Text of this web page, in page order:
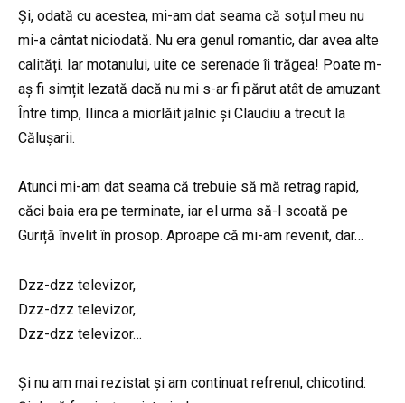
Și, odată cu acestea, mi-am dat seama că soțul meu nu
mi-a cântat niciodată. Nu era genul romantic, dar avea alte
calități. Iar motanului, uite ce serenade îi trăgea! Poate m-
aș fi simțit lezată dacă nu mi s-ar fi părut atât de amuzant.
Între timp, Ilinca a miorlăit jalnic și Claudiu a trecut la
Călușarii.
Atunci mi-am dat seama că trebuie să mă retrag rapid,
căci baia era pe terminate, iar el urma să-l scoată pe
Guriță învelit în prosop. Aproape că mi-am revenit, dar…
Dzz-dzz televizor,
Dzz-dzz televizor,
Dzz-dzz televizor…
Și nu am mai rezistat și am continuat refrenul, chicotind: